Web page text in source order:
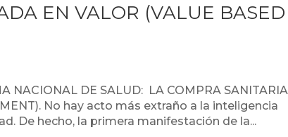
EN VALOR (VALUE BASED
NACIONAL DE SALUD: LA COMPRA SANITARIA
No hay acto más extraño a la inteligencia
De hecho, la primera manifestación de la...
de Lentisco_IVD_2022 Des